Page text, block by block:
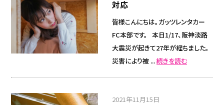
対応
皆様こんにちは。ガッツレンタカー
FC本部です。 本日1/17、阪神淡路
大震災が起きて27年が経ちました。
災害により被 ...続きを読む
2021年11月15日